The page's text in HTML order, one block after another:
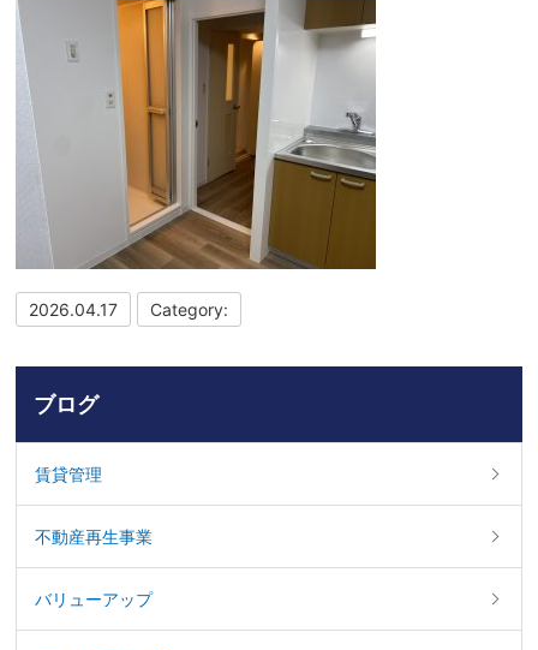
2026.04.17 Category:
ブログ
賃貸管理
不動産再生事業
バリューアップ